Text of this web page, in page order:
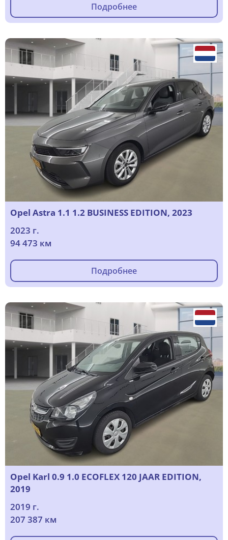
Подробнее
Opel Astra 1.1 1.2 BUSINESS EDITION, 2023
2023 г.
94 473 км
Подробнее
Opel Karl 0.9 1.0 ECOFLEX 120 JAAR EDITION,
2019
2019 г.
207 387 км